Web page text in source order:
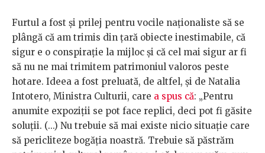
Furtul a fost și prilej pentru vocile naționaliste să se
plângă că am trimis din țară obiecte inestimabile, că
sigur e o conspirație la mijloc și că cel mai sigur ar fi
să nu ne mai trimitem patrimoniul valoros peste
hotare. Ideea a fost preluată, de altfel, și de Natalia
Intotero, Ministra Culturii, care a spus că: „Pentru
anumite expoziții se pot face replici, deci pot fi găsite
soluții. (...) Nu trebuie să mai existe nicio situație care
să pericliteze bogăția noastră. Trebuie să păstrăm